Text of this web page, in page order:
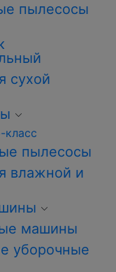
пылесосы
сухой
пылесосы
влажной и
машины
уборочные